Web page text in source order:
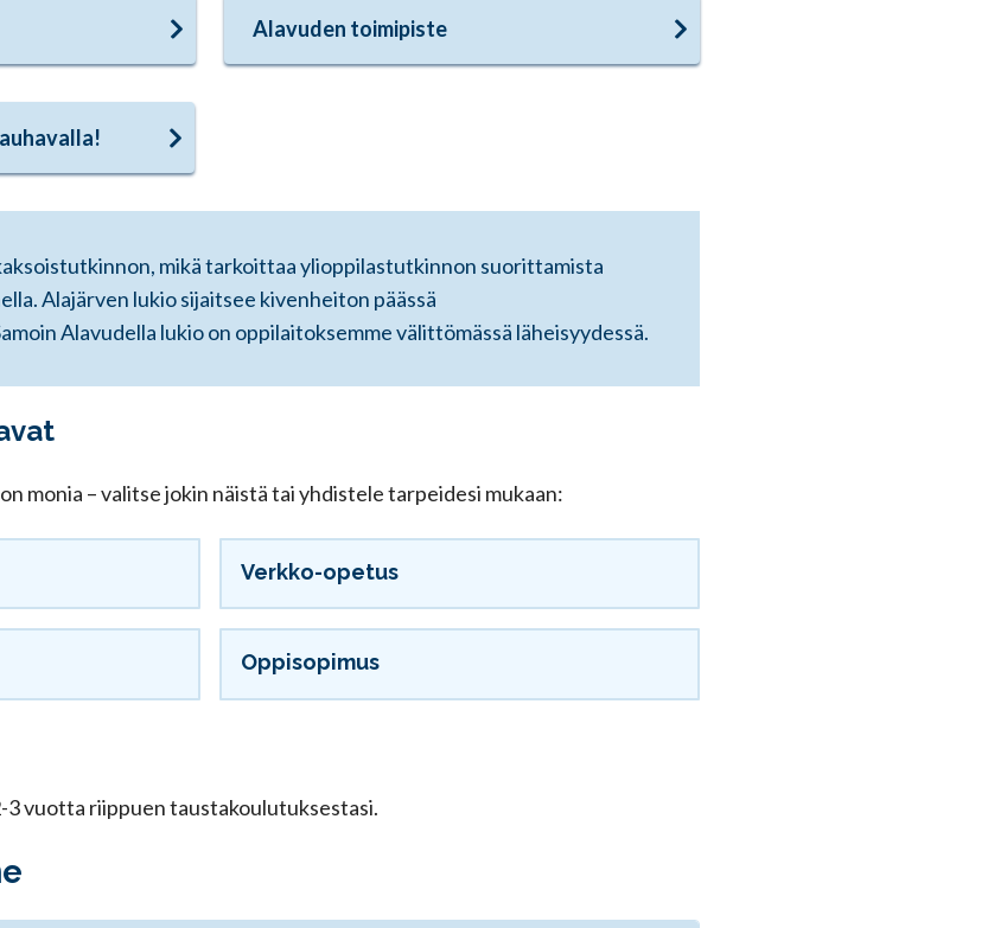
Alavuden toimipiste
mikä tarkoittaa ylioppilastutkinnon suorittamista
Alajärven lukio sijaitsee kivenheiton päässä
Alavudella lukio on oppilaitoksemme välittömässä läheisyydessä.
monia – valitse jokin näistä tai yhdistele tarpeidesi mukaan:
Verkko-opetus
Oppisopimus
3 vuotta riippuen taustakoulutuksestasi.